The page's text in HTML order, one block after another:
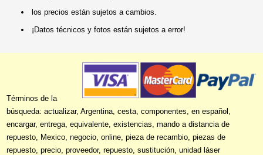
los precios están sujetos a cambios.
¡Datos técnicos y fotos están sujetos a error!
Términos de la
búsqueda: actualizar, Argentina, cesta, componentes, en español,
encargar, entrega, equivalente, existencias, mando a distancia de
repuesto, Mexico, negocio, online, pieza de recambio, piezas de
repuesto, precio, proveedor, repuesto, sustitución, unidad láser